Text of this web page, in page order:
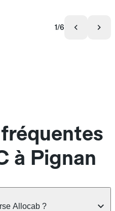
1/6
à Pignan
Allocab ?